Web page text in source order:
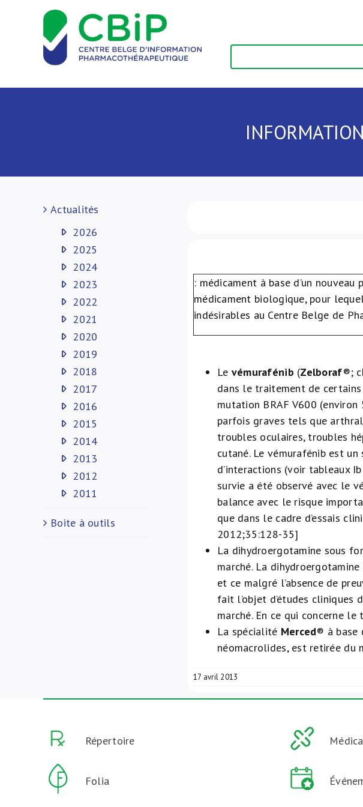
: médicament à base d’un
médicament biologique, pour
indésirables au Centre Belge de
Le vémurafénib (Zelboraf®;
dans le traitement de
mutation BRAF V600
parfois graves tels que
troubles oculaires, troubles
cutané. Le vémurafénib est
d’interactions (voir tableaux
survie a été observé avec le
balance avec le risque
que dans le cadre d’essais
2012;35:128-35]
La dihydroergotamine sous
marché. La
et ce malgré l’absence de
fait l’objet d’études
marché. En ce qui concerne
La spécialité Merced® à base
néomacrolides, est retirée du
17 avril 2013
Actualités
2026
2025
2024
2023
2022
2021
2020
2019
2018
2017
2016
2015
2014
2013
2012
2011
Boite à outils
Répertoire
Folia